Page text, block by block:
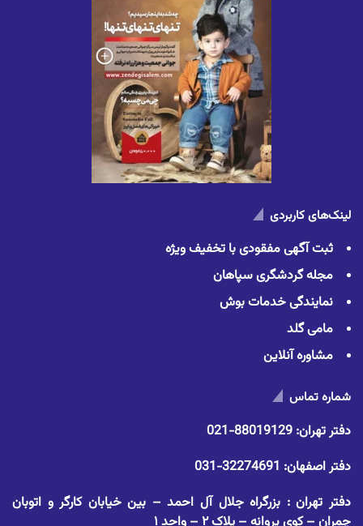
لینک‌های کاربردی
ثبت آگهی مفقودی با تخفیف ویژه
مجله گردشگری سپاهان
نمایندگی خدمات بوش
مامی گلد
مشاوره آنلاین
شماره تماس
دفتر تهران: 88019129-021
دفتر اصفهان: 32274691-031
دفتر تهران : بزرگراه جلال آل احمد – بین خیابان کارگر و اتوبان